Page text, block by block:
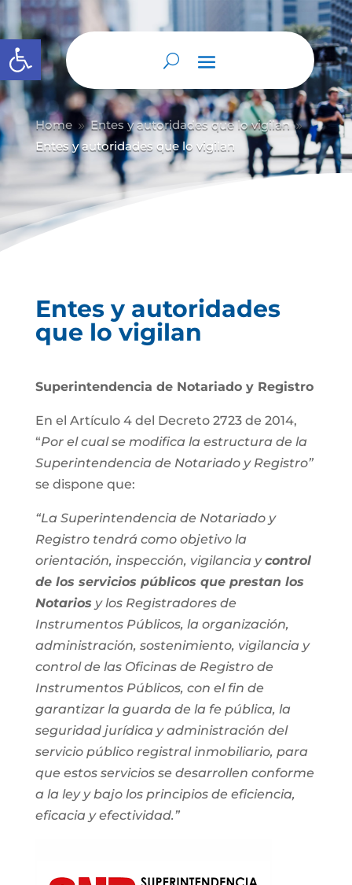
Abrir barra de herramientas
Home 9 Entes y autoridades que lo vigilan 9
Entes y autoridades que lo vigilan
Entes y autoridades
que lo vigilan
Superintendencia de Notariado y Registro
En el Artículo 4 del Decreto 2723 de 2014,
“Por el cual se modifica la estructura de la
Superintendencia de Notariado y Registro”
se dispone que:
“La Superintendencia de Notariado y
Registro tendrá como objetivo la
orientación, inspección, vigilancia ycontrol
de los servicios públicos que prestan los
Notarios y los Registradores de
Instrumentos Públicos, la organización,
administración, sostenimiento, vigilancia y
control de las Oficinas de Registro de
Instrumentos Públicos, con el fin de
garantizar la guarda de la fe pública, la
seguridad jurídica y administración del
servicio público registral inmobiliario, para
que estos servicios se desarrollen conforme
a la ley y bajo los principios de eficiencia,
eficacia y efectividad.”